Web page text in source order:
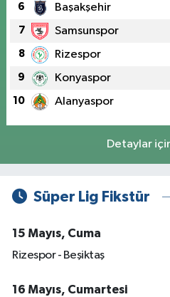
6 Başakşehir
7 Samsunspor
8 Rizespor
9 Konyaspor
10 Alanyaspor
Detaylar
Süper Lig Fikstür
15 Mayıs, Cuma
Rizespor - Beşiktaş
16 Mayıs, Cumartesi